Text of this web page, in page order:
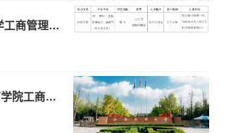
2024年电子科技大学工商管理硕士（EMBA）招生简章
西南财经大学西部商学院工商管理硕士-高级工商管理方向（EMBA）2024年招生简章